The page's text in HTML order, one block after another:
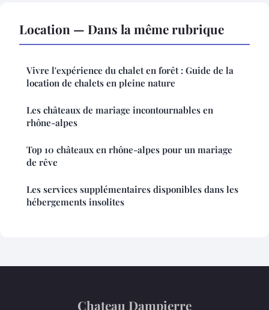
Location — Dans la même rubrique
Vivre l'expérience du chalet en forêt : Guide de la
location de chalets en pleine nature
Les châteaux de mariage incontournables en
rhône-alpes
Top 10 châteaux en rhône-alpes pour un mariage
de rêve
Les services supplémentaires disponibles dans les
hébergements insolites
Chateau Dampierre